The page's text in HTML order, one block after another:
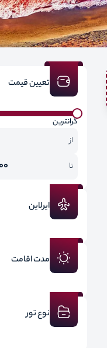
تعیین قیمت
گرانترین
از
تا
ایرلاین
مدت اقامت
نوع تور